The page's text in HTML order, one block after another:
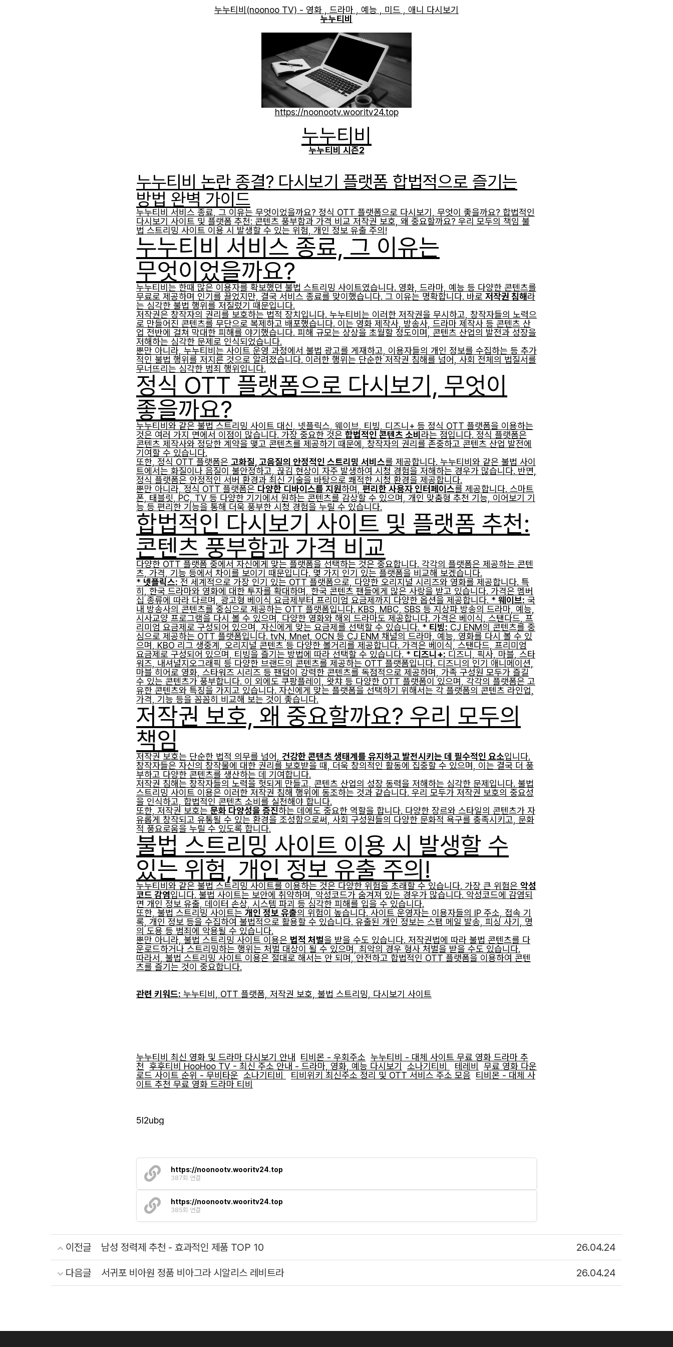
누누티비(noonoo TV) - 영화 , 드라마 , 예능 , 미드 , 애니 다시보기
누누티비
https://noonootv.wooritv24.top
누누티비
누누티비 시즌2
누누티비 논란 종결? 다시보기 플랫폼 합법적으로 즐기는
방법 완벽 가이드
누누티비 서비스 종료, 그 이유는 무엇이었을까요? 정식 OTT 플랫폼으로 다시보기, 무엇이 좋을까요? 합법적인
다시보기 사이트 및 플랫폼 추천: 콘텐츠 풍부함과 가격 비교 저작권 보호, 왜 중요할까요? 우리 모두의 책임 불
법 스트리밍 사이트 이용 시 발생할 수 있는 위험, 개인 정보 유출 주의!
누누티비 서비스 종료, 그 이유는
무엇이었을까요?
누누티비는 한때 많은 이용자를 확보했던 불법 스트리밍 사이트였습니다. 영화, 드라마, 예능 등 다양한 콘텐츠를
무료로 제공하며 인기를 끌었지만, 결국 서비스 종료를 맞이했습니다. 그 이유는 명확합니다. 바로 저작권 침해라
는 심각한 불법 행위를 저질렀기 때문입니다.
저작권은 창작자의 권리를 보호하는 법적 장치입니다. 누누티비는 이러한 저작권을 무시하고, 창작자들의 노력으
로 만들어진 콘텐츠를 무단으로 복제하고 배포했습니다. 이는 영화 제작사, 방송사, 드라마 제작사 등 콘텐츠 산
업 전반에 걸쳐 막대한 피해를 야기했습니다. 피해 규모는 상상을 초월할 정도이며, 콘텐츠 산업의 발전과 성장을
저해하는 심각한 문제로 인식되었습니다.
뿐만 아니라, 누누티비는 사이트 운영 과정에서 불법 광고를 게재하고, 이용자들의 개인 정보를 수집하는 등 추가
적인 불법 행위를 저지른 것으로 알려졌습니다. 이러한 행위는 단순한 저작권 침해를 넘어, 사회 전체의 법질서를
무너뜨리는 심각한 범죄 행위입니다.
정식 OTT 플랫폼으로 다시보기, 무엇이
좋을까요?
누누티비와 같은 불법 스트리밍 사이트 대신, 넷플릭스, 웨이브, 티빙, 디즈니+ 등 정식 OTT 플랫폼을 이용하는
것은 여러 가지 면에서 이점이 많습니다. 가장 중요한 것은 합법적인 콘텐츠 소비 라는 점입니다. 정식 플랫폼은
콘텐츠 제작사와 정당한 계약을 맺고 콘텐츠를 제공하기 때문에, 창작자의 권리를 존중하고 콘텐츠 산업 발전에
기여할 수 있습니다.
또한, 정식 OTT 플랫폼은 고화질, 고음질의 안정적인 스트리밍 서비스를 제공합니다. 누누티비와 같은 불법 사이
트에서는 화질이나 음질이 불안정하고, 끊김 현상이 자주 발생하여 시청 경험을 저해하는 경우가 많습니다. 반면,
정식 플랫폼은 안정적인 서버 환경과 최신 기술을 바탕으로 쾌적한 시청 환경을 제공합니다.
뿐만 아니라, 정식 OTT 플랫폼은 다양한 디바이스를 지원하며, 편리한 사용자 인터페이스를 제공합니다. 스마트
폰, 태블릿, PC, TV 등 다양한 기기에서 원하는 콘텐츠를 감상할 수 있으며, 개인 맞춤형 추천 기능, 이어보기 기
능 등 편리한 기능을 통해 더욱 풍부한 시청 경험을 누릴 수 있습니다.
합법적인 다시보기 사이트 및 플랫폼 추천:
콘텐츠 풍부함과 가격 비교
다양한 OTT 플랫폼 중에서 자신에게 맞는 플랫폼을 선택하는 것은 중요합니다. 각각의 플랫폼은 제공하는 콘텐
츠, 가격, 기능 등에서 차이를 보이기 때문입니다. 몇 가지 인기 있는 플랫폼을 비교해 보겠습니다.
* 넷플릭스: 전 세계적으로 가장 인기 있는 OTT 플랫폼으로, 다양한 오리지널 시리즈와 영화를 제공합니다. 특
히, 한국 드라마와 영화에 대한 투자를 확대하며, 한국 콘텐츠 팬들에게 많은 사랑을 받고 있습니다. 가격은 멤버
십 종류에 따라 다르며, 광고형 베이식 요금제부터 프리미엄 요금제까지 다양한 옵션을 제공합니다. * 웨이브: 국
내 방송사의 콘텐츠를 중심으로 제공하는 OTT 플랫폼입니다. KBS, MBC, SBS 등 지상파 방송의 드라마, 예능,
시사교양 프로그램을 다시 볼 수 있으며, 다양한 영화와 해외 드라마도 제공합니다. 가격은 베이식, 스탠다드, 프
리미엄 요금제로 구성되어 있으며, 자신에게 맞는 요금제를 선택할 수 있습니다. * 티빙: CJ ENM의 콘텐츠를 중
심으로 제공하는 OTT 플랫폼입니다. tvN, Mnet, OCN 등 CJ ENM 채널의 드라마, 예능, 영화를 다시 볼 수 있
으며, KBO 리그 생중계, 오리지널 콘텐츠 등 다양한 볼거리를 제공합니다. 가격은 베이식, 스탠다드, 프리미엄
요금제로 구성되어 있으며, 티빙을 즐기는 방법에 따라 선택할 수 있습니다. * 디즈니+: 디즈니, 픽사, 마블, 스타
워즈, 내셔널지오그래픽 등 다양한 브랜드의 콘텐츠를 제공하는 OTT 플랫폼입니다. 디즈니의 인기 애니메이션,
마블 히어로 영화, 스타워즈 시리즈 등 팬덤이 강력한 콘텐츠를 독점적으로 제공하며, 가족 구성원 모두가 즐길
수 있는 콘텐츠가 풍부합니다. 이 외에도 쿠팡플레이, 왓챠 등 다양한 OTT 플랫폼이 있으며, 각각의 플랫폼은 고
유한 콘텐츠와 특징을 가지고 있습니다. 자신에게 맞는 플랫폼을 선택하기 위해서는 각 플랫폼의 콘텐츠 라인업,
가격, 기능 등을 꼼꼼히 비교해 보는 것이 좋습니다.
저작권 보호, 왜 중요할까요? 우리 모두의
책임
저작권 보호는 단순한 법적 의무를 넘어, 건강한 콘텐츠 생태계를 유지하고 발전시키는 데 필수적인 요소입니다.
창작자들은 자신의 창작물에 대한 권리를 보호받을 때, 더욱 창의적인 활동에 집중할 수 있으며, 이는 결국 더 풍
부하고 다양한 콘텐츠를 생산하는 데 기여합니다.
저작권 침해는 창작자들의 노력을 헛되게 만들고, 콘텐츠 산업의 성장 동력을 저해하는 심각한 문제입니다. 불법
스트리밍 사이트 이용은 이러한 저작권 침해 행위에 동조하는 것과 같습니다. 우리 모두가 저작권 보호의 중요성
을 인식하고, 합법적인 콘텐츠 소비를 실천해야 합니다.
또한, 저작권 보호는 문화 다양성을 증진하는 데에도 중요한 역할을 합니다. 다양한 장르와 스타일의 콘텐츠가 자
유롭게 창작되고 유통될 수 있는 환경을 조성함으로써, 사회 구성원들의 다양한 문화적 욕구를 충족시키고, 문화
적 풍요로움을 누릴 수 있도록 합니다.
불법 스트리밍 사이트 이용 시 발생할 수
있는 위험, 개인 정보 유출 주의!
누누티비와 같은 불법 스트리밍 사이트를 이용하는 것은 다양한 위험을 초래할 수 있습니다. 가장 큰 위험은 악성
코드 감염입니다. 불법 사이트는 보안에 취약하며, 악성코드가 숨겨져 있는 경우가 많습니다. 악성코드에 감염되
면 개인 정보 유출, 데이터 손상, 시스템 파괴 등 심각한 피해를 입을 수 있습니다.
또한, 불법 스트리밍 사이트는 개인 정보 유출의 위험이 높습니다. 사이트 운영자는 이용자들의 IP 주소, 접속 기
록, 개인 정보 등을 수집하여 불법적으로 활용할 수 있습니다. 유출된 개인 정보는 스팸 메일 발송, 피싱 사기, 명
의 도용 등 범죄에 악용될 수 있습니다.
뿐만 아니라, 불법 스트리밍 사이트 이용은 법적 처벌을 받을 수도 있습니다. 저작권법에 따라 불법 콘텐츠를 다
운로드하거나 스트리밍하는 행위는 처벌 대상이 될 수 있으며, 최악의 경우 형사 처벌을 받을 수도 있습니다.
따라서, 불법 스트리밍 사이트 이용은 절대로 해서는 안 되며, 안전하고 합법적인 OTT 플랫폼을 이용하여 콘텐
츠를 즐기는 것이 중요합니다.
관련 키워드: 누누티비, OTT 플랫폼, 저작권 보호, 불법 스트리밍, 다시보기 사이트
누누티비 최신 영화 및 드라마 다시보기 안내 티비몬 - 우회주소 누누티비 - 대체 사이트 무료 영화 드라마 추
천 후후티비 HooHoo TV - 최신 주소 안내 - 드라마, 영화, 예능 다시보기 소나기티비 테레비
무료 영화 다운
로드 사이트 순위 - 무비타운 소나기티비 티비위키 최신주소 정리 및 OTT 서비스 주소 모음 티비몬 - 대체 사
이트 추천 무료 영화 드라마 티비
5l2ubg
https://noonootv.wooritv24.top
387회 연결
https://noonootv.wooritv24.top
385회 연결
이전글 남성 정력제 추천 - 효과적인 제품 TOP 10 26.04.24
다음글 서귀포 비아원 정품 비아그라 시알리스 레비트라 26.04.24